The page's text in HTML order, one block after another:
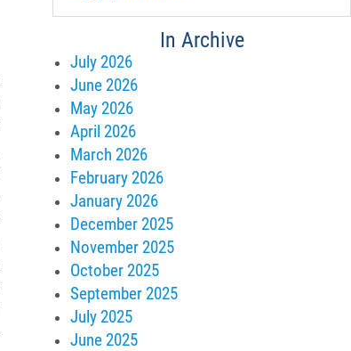
In Archive
July 2026
June 2026
May 2026
April 2026
March 2026
February 2026
January 2026
December 2025
November 2025
October 2025
September 2025
July 2025
June 2025